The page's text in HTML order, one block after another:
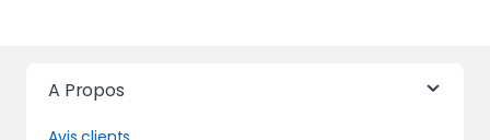
A Propos